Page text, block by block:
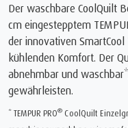
Der waschbare CoolQuilt
cm eingestepptem
der innovativen SmartCool
kühlenden Komfort. Der
abnehmbar und
gewährleisten.
* TEMPUR PRO® CoolQuilt